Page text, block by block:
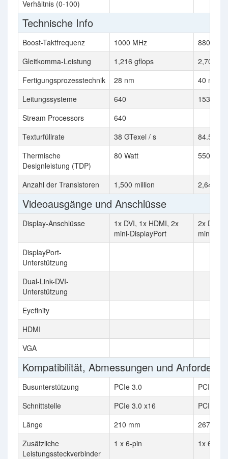
Verhältnis (0-100)
Technische Info
Boost-Taktfrequenz 1000 MHz
880 MHz
Gleitkomma-Leistung
1,216 gflops
2,703.4
Fertigungsprozesstechnik
28 nm
40 nm
Leitungssysteme
640
1536
Stream Processors
640
Texturfüllrate
38 GTexel / s
84.5
Thermische
Designleistung (TDP)
80 Watt 550 Watt
Anzahl der Transistoren 1,500 million 2,640
Videoausgänge und Anschlüsse
Display-Anschlüsse
1x DVI, 1x HDMI, 2x
mini-DisplayPort
2x DVI,
mini-
DisplayPort-
Unterstützung
Dual-Link-DVI-
Unterstützung
Eyefinity
HDMI
VGA
Kompatibilität, Abmessungen und
Busunterstützung PCIe 3.0
PCIe
Schnittstelle
PCIe 3.0 x16
PCIe
Länge
210 mm
267 mm
Zusätzliche
Leistungssteckverbinder
1 x 6-pin 1x 6-pin